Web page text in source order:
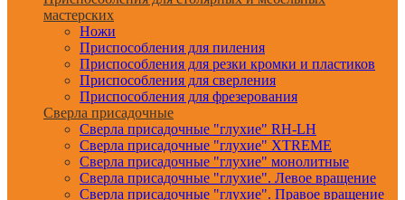
мастерских
Ножи
Приспособления для пиления
Приспособления для резки кромки и пластиков
Приспособления для сверления
Приспособления для фрезерования
Сверла присадочные
Сверла присадочные "глухие" RH-LH
Сверла присадочные "глухие" XTREME
Сверла присадочные "глухие" монолитные
Сверла присадочные "глухие". Левое вращение
Сверла присадочные "глухие". Правое вращение